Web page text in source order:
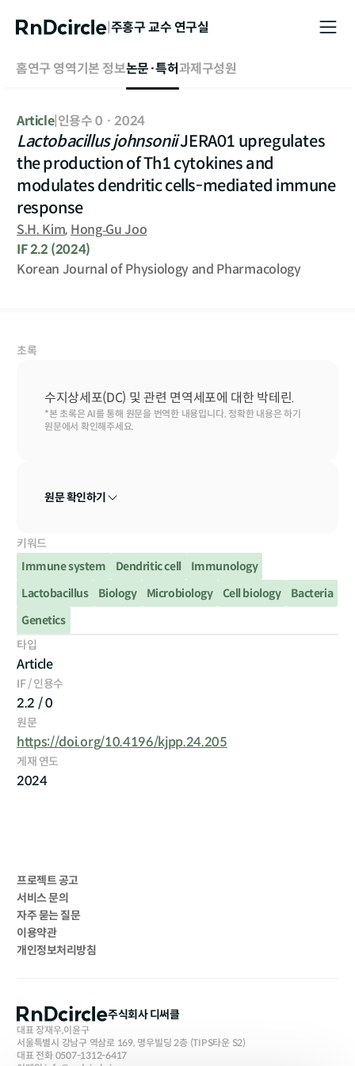
|주홍구교수 연구실
홈연구 영역기본 정보논문·특허과제 구성원
Article| 인용수 0 · 2024
Lactobacillus johnsoniiJERA01 upregulates
the production of Th1 cytokines and
modulates dendritic cells-mediated immune
response
S.H. Kim, Hong‐Gu Joo
IF2.2 (2024)
Korean Journal of Physiology and Pharmacology
초록
수지상세포(DC) 및 관련 면역세포에 대한 박테린.
*본 초록은 AI를 통해 원문을 번역한 내용입니다. 정확한 내용은 하기
원문에서 확인해주세요.
원문 확인하기
키워드
Immune system
Dendritic cell
Immunology
Lactobacillus
Biology Microbiology Cell biology
Bacteria
Genetics
타입
Article
IF / 인용수
2.2 / 0
원문
https://doi.org/10.4196/kjpp.24.205
게재 연도
2024
프로젝트 공고
서비스 문의
자주 묻는 질문
이용약관
개인정보처리방침
주식회사 디써클
대표 장재우,이윤구
서울특별시 강남구 역삼로 169, 명우빌딩 2층 (TIPS타운 S2)
대표 전화 0507-1312-6417